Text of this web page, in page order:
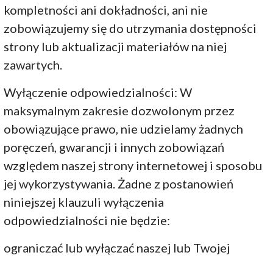
kompletności ani dokładności, ani nie
zobowiązujemy się do utrzymania dostępności
strony lub aktualizacji materiałów na niej
zawartych.
Wyłączenie odpowiedzialności: W
maksymalnym zakresie dozwolonym przez
obowiązujące prawo, nie udzielamy żadnych
poręczeń, gwarancji i innych zobowiązań
względem naszej strony internetowej i sposobu
jej wykorzystywania. Żadne z postanowień
niniejszej klauzuli wyłączenia
odpowiedzialności nie będzie:
ograniczać lub wyłączać naszej lub Twojej